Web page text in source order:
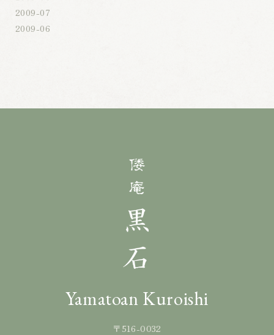
2009-07
2009-06
Yamatoan Kuroishi
〒516-0032